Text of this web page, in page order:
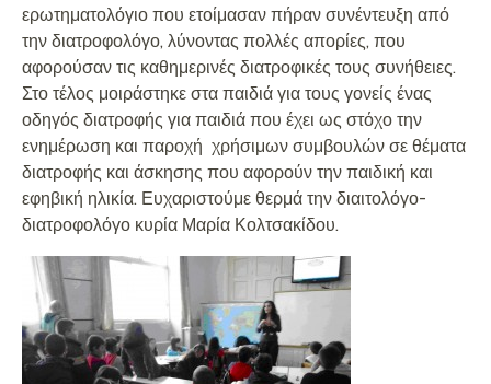
ερωτηματολόγιο που ετοίμασαν πήραν συνέντευξη από
την διατροφολόγο, λύνοντας πολλές απορίες, που
αφορούσαν τις καθημερινές διατροφικές τους συνήθειες.
Στο τέλος μοιράστηκε στα παιδιά για τους γονείς ένας
οδηγός διατροφής για παιδιά που έχει ως στόχο την
ενημέρωση και παροχή χρήσιμων συμβουλών σε θέματα
διατροφής και άσκησης που αφορούν την παιδική και
εφηβική ηλικία. Ευχαριστούμε θερμά την διαιτολόγο-
διατροφολόγο κυρία Μαρία Κολτσακίδου.